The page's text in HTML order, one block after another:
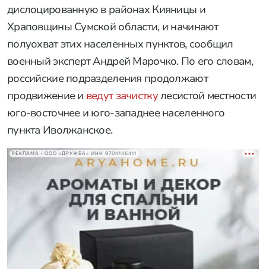
дислоцированную в районах Кияницы и
Храповщины Сумской области, и начинают
полуохват этих населенных пунктов, сообщил
военный эксперт Андрей Марочко. По его словам,
российские подразделения продолжают
продвижение и ведут зачисткулесистой местности
юго-восточнее и юго-западнее населенного
пункта Иволжанское.
РЕКЛАМА • ООО «ДРУЖБА» ИНН 9704146411